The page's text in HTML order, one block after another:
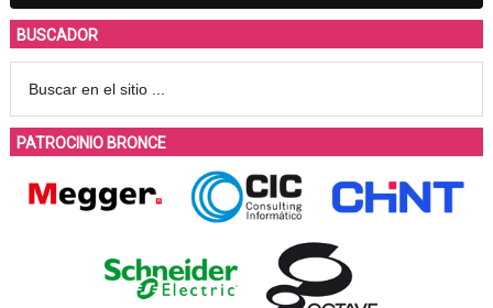
BUSCADOR
PATROCINIO BRONCE